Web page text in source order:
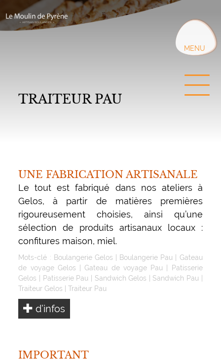
au
contenu
principal
MENU
TRAITEUR PAU
UNE FABRICATION ARTISANALE
Le tout est fabriqué dans nos ateliers à
Gelos, à partir de matières premières
rigoureusement choisies, ainsi qu’une
sélection de produits artisanaux locaux :
confitures maison, miel.
Mots-clé : Boulangerie Gelos | Boulangerie Pau | Gateau
de voyage Gelos |Gateau de voyage Pau | Patisserie
Gelos | Patisserie Pau | Sandwich Gelos | Sandwich Pau |
Traiteur Gelos |Traiteur Pau
d’infos
IMPORTANT